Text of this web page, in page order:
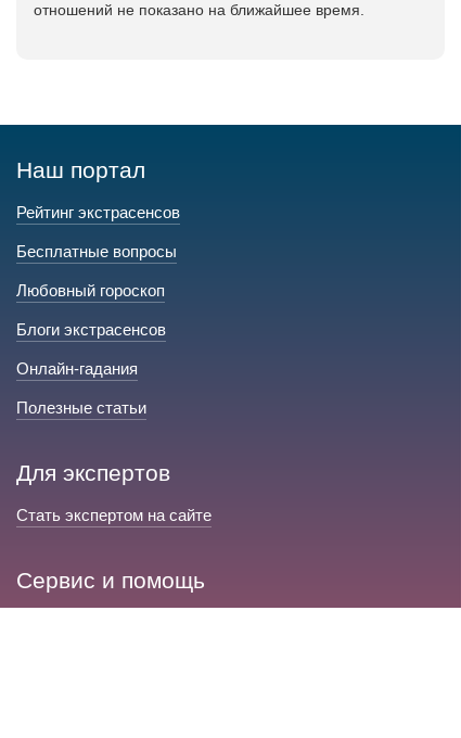
отношений не показано на ближайшее время.
Наш портал
Рейтинг экстрасенсов
Бесплатные вопросы
Любовный гороскоп
Блоги экстрасенсов
Онлайн-гадания
Полезные статьи
Для экспертов
Стать экспертом на сайте
Сервис и помощь